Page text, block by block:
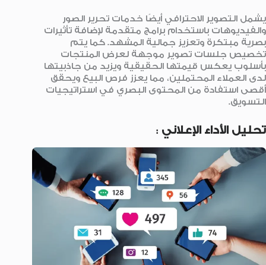
يشمل التصوير الاحترافي أيضًا خدمات تحرير الصور
والفيديوهات باستخدام برامج متقدمة لإضافة تأثيرات
بصرية مبتكرة وتعزيز جمالية المشهد. كما يتم
تخصيص جلسات تصوير موجهة لعرض المنتجات
بأسلوب يعكس قيمتها الحقيقية ويزيد من جاذبيتها
لدى العملاء المحتملين، مما يعزز فرص البيع ويحقق
أقصى استفادة من المحتوى البصري في استراتيجيات
التسويق.
تحليل الأداء الإعلاني :